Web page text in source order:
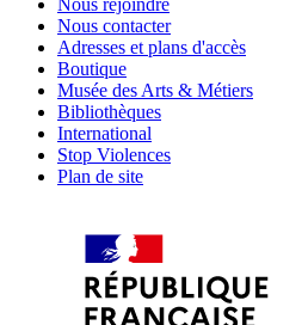
Nous rejoindre
Nous contacter
Adresses et plans d'accès
Boutique
Musée des Arts & Métiers
Bibliothèques
International
Stop Violences
Plan de site